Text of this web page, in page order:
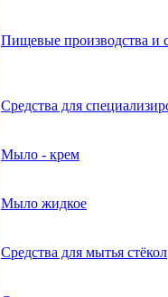
Пищевые производства и
Средства для
Мыло - крем
Мыло жидкое
Средства для мытья стёкол